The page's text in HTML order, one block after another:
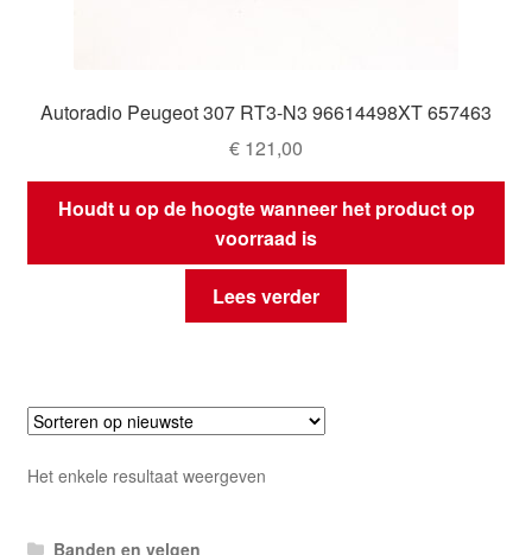
Autoradio Peugeot 307 RT3-N3 96614498XT 657463
€ 121,00
Houdt u op de hoogte wanneer het product op
voorraad is
Lees verder
Het enkele resultaat weergeven
Banden en velgen